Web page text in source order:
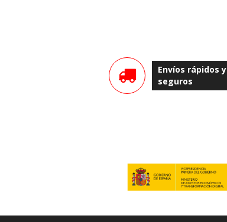
Envíos rápidos y
seguros